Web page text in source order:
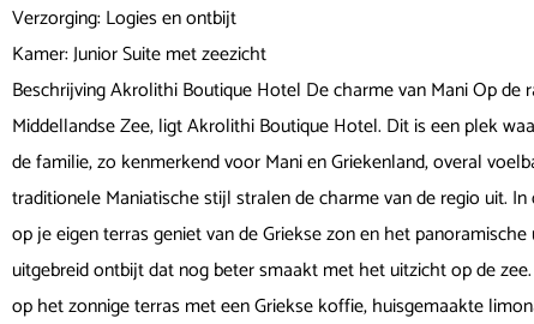
Verzorging: Logies en ontbijt
Kamer: Junior Suite met zeezicht
Beschrijving Akrolithi Boutique Hotel De charme van Mani Op
Middellandse Zee, ligt Akrolithi Boutique Hotel. Dit is een plek
de familie, zo kenmerkend voor Mani en Griekenland, overal
traditionele Maniatische stijl stralen de charme van de regio uit.
op je eigen terras geniet van de Griekse zon en het
uitgebreid ontbijt dat nog beter smaakt met het uitzicht op de
op het zonnige terras met een Griekse koffie, huisgemaakte